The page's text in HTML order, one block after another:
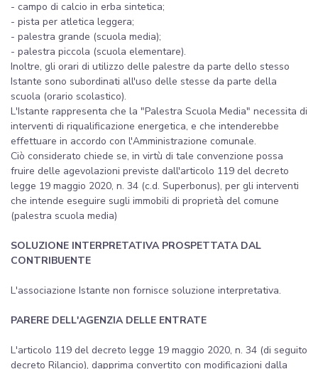
- campo di calcio in erba sintetica;
- pista per atletica leggera;
- palestra grande (scuola media);
- palestra piccola (scuola elementare).
Inoltre, gli orari di utilizzo delle palestre da parte dello stesso
Istante sono subordinati all'uso delle stesse da parte della
scuola (orario scolastico).
L'Istante rappresenta che la "Palestra Scuola Media" necessita di
interventi di riqualificazione energetica, e che intenderebbe
effettuare in accordo con l'Amministrazione comunale.
Ciò considerato chiede se, in virtù di tale convenzione possa
fruire delle agevolazioni previste dall'articolo 119 del decreto
legge 19 maggio 2020, n. 34 (c.d. Superbonus), per gli interventi
che intende eseguire sugli immobili di proprietà del comune
(palestra scuola media)
SOLUZIONE INTERPRETATIVA PROSPETTATA DAL
CONTRIBUENTE
L'associazione Istante non fornisce soluzione interpretativa.
PARERE DELL'AGENZIA DELLE ENTRATE
L'articolo 119 del decreto legge 19 maggio 2020, n. 34 (di seguito
decreto Rilancio), dapprima convertito con modificazioni dalla